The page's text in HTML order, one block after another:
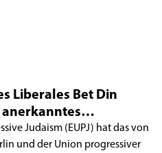
Liberales Bet Din
Judaism (EUPJ) hat das von
und der Union progressiver